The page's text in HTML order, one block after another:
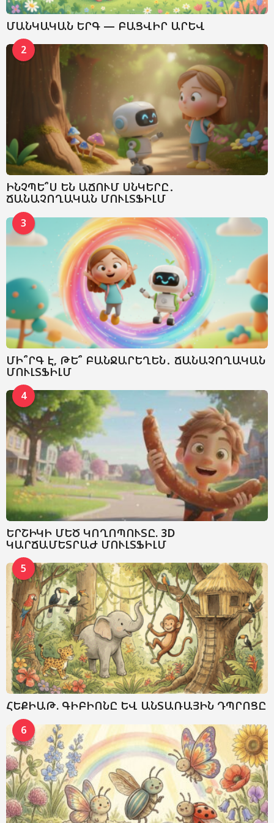
ՄԱՆԿԱԿԱՆ ԵՐԳ — ԲԱՑՎԻՐ ԱՐԵՎ
2
ԻՆՉՊԵ՞Ս ԵՆ ԱՃՈՒՄ ՍՆԿԵՐԸ․
ՃԱՆԱՉՈՂԱԿԱՆ ՄՈՒԼՏՖԻԼՄ
3
ՄԻ՞ՐԳ Է, ԹԵ՞ ԲԱՆՋԱՐԵՂԵՆ․ ՃԱՆԱՉՈՂԱԿԱՆ
ՄՈՒԼՏՖԻԼՄ
4
ԵՐՇԻԿԻ ՄԵԾ ԿՈՂՈՊՈՒՏԸ. 3D
ԿԱՐՃԱՄԵՏՐԱԺ ՄՈՒԼՏՖԻԼՄ
5
ՀԵՔԻԱԹ. ԳԻԲԻՈՆԸ ԵՎ ԱՆՏԱՌԱՅԻՆ ԴՊՐՈՑԸ
6